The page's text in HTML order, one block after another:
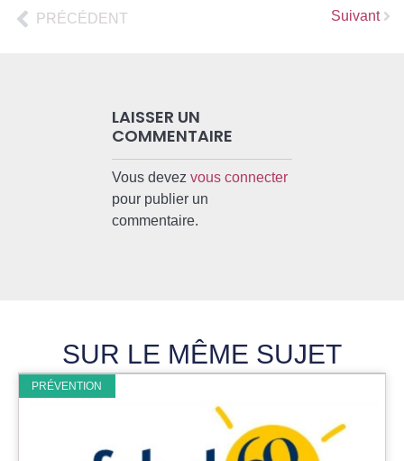
PRÉCÉDENT Suivant
LAISSER UN
COMMENTAIRE
Vous devezvous connecter
pour publier un
commentaire.
SUR LE MÊME SUJET
PRÉVENTION